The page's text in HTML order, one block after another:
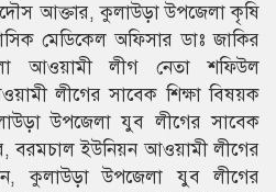
আক্তার, কুলাউড়া উপজেলা কৃষি
মেডিকেল অফিসার ডাঃ জাকির
আওয়ামী লীগ নেতা শফিউল
লীগের সাবেক শিক্ষা বিষয়ক
উপজেলা যুব লীগের সাবেক
বরমচাল ইউনিয়ন আওয়ামী লীগের
কুলাউড়া উপজেলা যুব লীগের